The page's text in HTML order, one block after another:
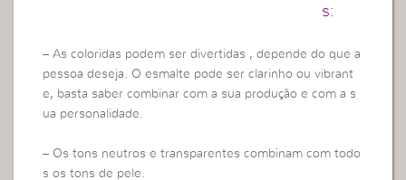
s:
– As coloridas podem ser divertidas , depende do que a
pessoa deseja. O esmalte pode ser clarinho ou vibrant
e, basta saber combinar com a sua produção e com a s
ua personalidade.
– Os tons neutros e transparentes combinam com todo
s os tons de pele.